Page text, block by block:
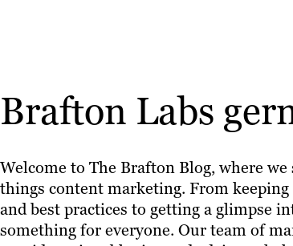
Brafton Labs
Welcome to The Brafton Blog, where
things content marketing. From
and best practices to getting a glimpse
something for everyone. Our team of